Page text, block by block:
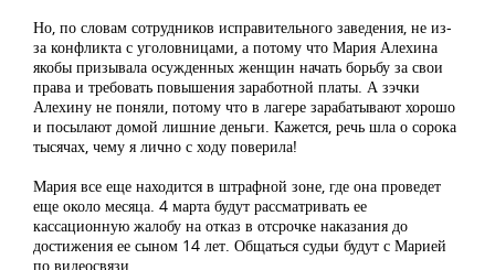
Но, по словам сотрудников исправительного заведения, не из-
за конфликта с уголовницами, а потому что Мария Алехина
якобы призывала осужденных женщин начать борьбу за свои
права и требовать повышения заработной платы. А зэчки
Алехину не поняли, потому что в лагере зарабатывают хорошо
и посылают домой лишние деньги. Кажется, речь шла о сорока
тысячах, чему я лично с ходу поверила!
Мария все еще находится в штрафной зоне, где она проведет
еще около месяца. 4 марта будут рассматривать ее
кассационную жалобу на отказ в отсрочке наказания до
достижения ее сыном 14 лет. Общаться судьи будут с Марией
по видеосвязи.